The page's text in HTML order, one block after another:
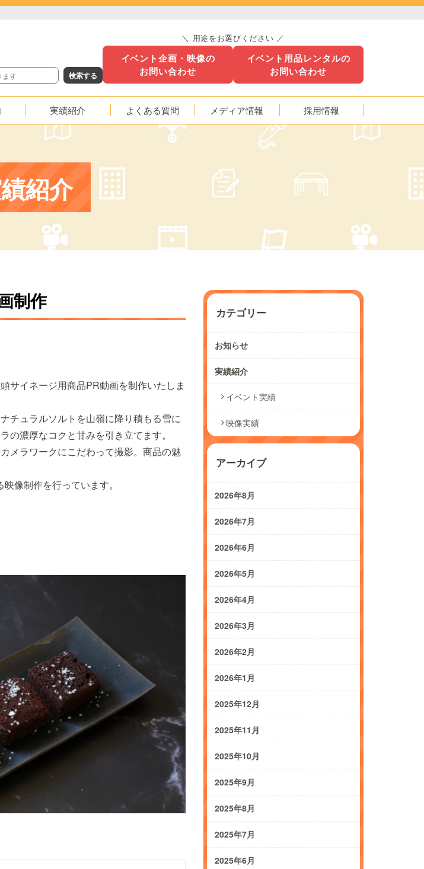
＼ 用途をお選びください ／
イベント企画・映像の
お問い合わせ
イベント用品レンタルの
お問い合わせ
実績紹介
イベント実績
よくある質問 メディア情報 採用情報
紹介
制作
サイネージ用商品PR動画を制作いたしま
チュラルソルトを山嶺に降り積もる雪に
の濃厚なコクと甘みを引き立てます。
メラワークにこだわって撮影。商品の魅
像制作を行っています。
カテゴリー
お知らせ
実績紹介
イベント実績
映像実績
アーカイブ
2026年8月
2026年7月
2026年6月
2026年5月
2026年4月
2026年3月
2026年2月
2026年1月
2025年12月
2025年11月
2025年10月
2025年9月
2025年8月
2025年7月
2025年6月